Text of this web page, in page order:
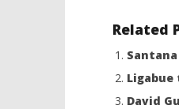
Related
David